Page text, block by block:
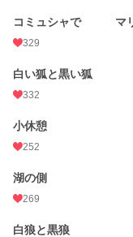
コミュシャで マリ
329
白い狐と黒い狐
332
小休憩
252
湖の側
269
白狼と黒狼